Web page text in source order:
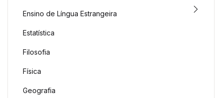
Ensino de Língua Estrangeira
Estatística
Filosofia
Física
Geografia